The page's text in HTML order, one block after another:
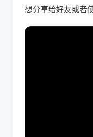
想分享给好友或者